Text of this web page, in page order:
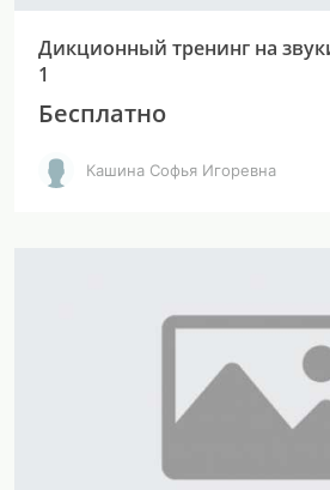
Дикционный тренинг на
1
Бесплатно
Кашина Софья Игоревна